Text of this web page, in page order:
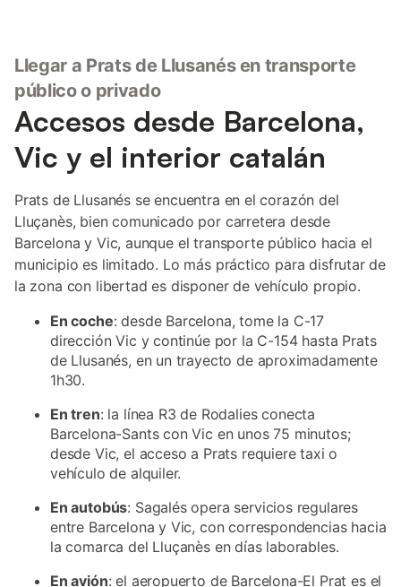
Llegar a Prats de Llusanés en transporte
público o privado
Accesos desde Barcelona,
Vic y el interior catalán
Prats de Llusanés se encuentra en el corazón del
Lluçanès, bien comunicado por carretera desde
Barcelona y Vic, aunque el transporte público hacia el
municipio es limitado. Lo más práctico para disfrutar de
la zona con libertad es disponer de vehículo propio.
En coche: desde Barcelona, tome la C-17
dirección Vic y continúe por la C-154 hasta Prats
de Llusanés, en un trayecto de aproximadamente
1h30.
En tren: la línea R3 de Rodalies conecta
Barcelona-Sants con Vic en unos 75 minutos;
desde Vic, el acceso a Prats requiere taxi o
vehículo de alquiler.
En autobús: Sagalés opera servicios regulares
entre Barcelona y Vic, con correspondencias hacia
la comarca del Lluçanès en días laborables.
En avión: el aeropuerto de Barcelona-El Prat es el